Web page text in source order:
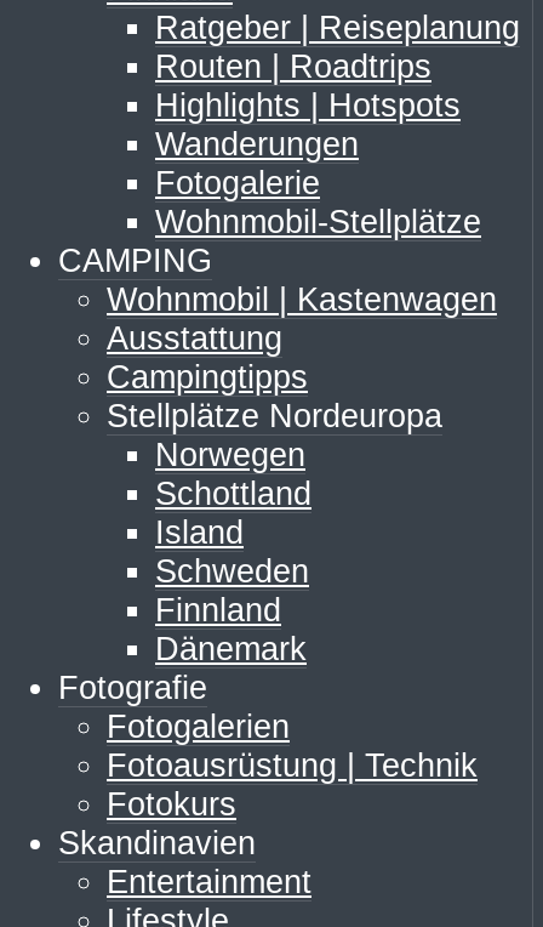
Ratgeber | Reiseplanung
Routen | Roadtrips
Highlights | Hotspots
Wanderungen
Fotogalerie
Wohnmobil-Stellplätze
CAMPING
Wohnmobil | Kastenwagen
Ausstattung
Campingtipps
Stellplätze Nordeuropa
Norwegen
Schottland
Island
Schweden
Finnland
Dänemark
Fotografie
Fotogalerien
Fotoausrüstung | Technik
Fotokurs
Skandinavien
Entertainment